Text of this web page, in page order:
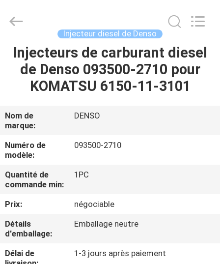
MAISON
PRODUITS
VIDÉOS
À
PROPOS
NOUS
Parts
Injecteur diesel de Denso
Injecteurs de carburant diesel
de Denso 093500-2710 pour
KOMATSU 6150-11-3101
Nom de
marque:
DENSO
Numéro de
modèle:
093500-2710
Quantité de
commande min:
1PC
Prix:
négociable
Détails
d'emballage:
Emballage neutre
Délai de
1-3 jours après paiement